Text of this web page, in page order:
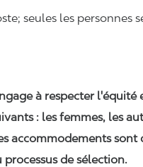
seules les personnes
à respecter l'équité
: les femmes, les
accommodements sont
de sélection.